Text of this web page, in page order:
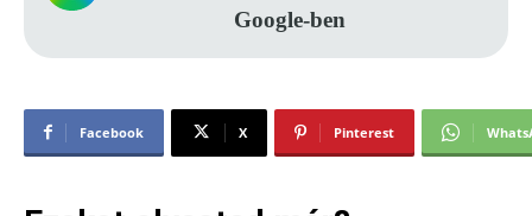
Google-ben
Facebook X Pinterest